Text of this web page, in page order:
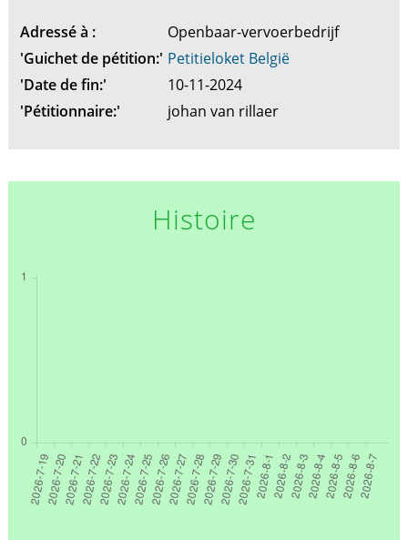
Adressé à :
Openbaar-vervoerbedrijf
'Guichet de pétition:' Petitieloket België
'Date de fin:'
10-11-2024
'Pétitionnaire:'
johan van rillaer
Histoire